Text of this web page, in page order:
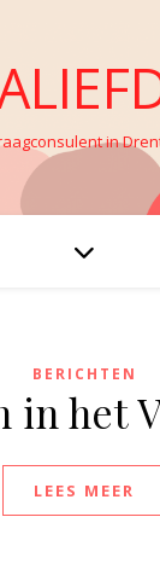
in
BERICHTEN
in het
LEES MEER